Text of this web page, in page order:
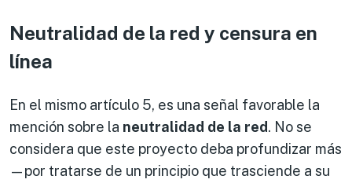
Neutralidad de la red y censura en
línea
En el mismo artículo 5, es una señal favorable la
mención sobre la neutralidad de la red. No se
considera que este proyecto deba profundizar más
—por tratarse de un principio que trasciende a su